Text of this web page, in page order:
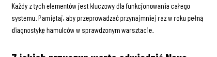
Każdy z tych elementów jest kluczowy dla funkcjonowania całego
systemu. Pamiętaj, aby przeprowadzać przynajmniej raz w roku pełną
diagnostykę hamulców w sprawdzonym warsztacie.